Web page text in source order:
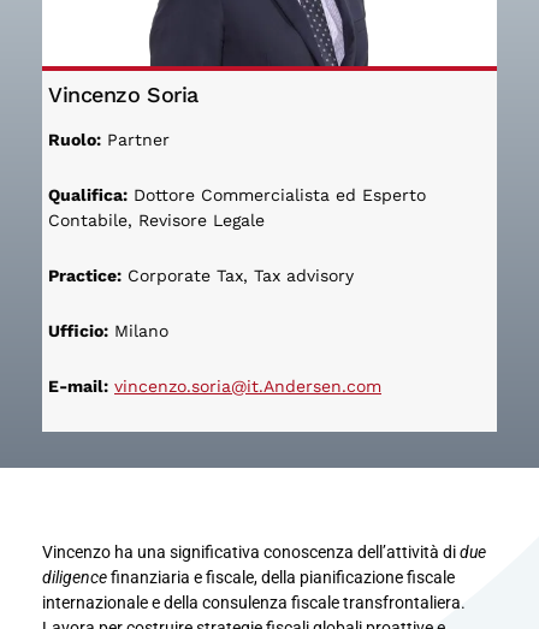
Vincenzo Soria
Ruolo: Partner
Qualifica: Dottore Commercialista ed Esperto
Contabile, Revisore Legale
Practice: Corporate Tax, Tax advisory
Ufficio: Milano
E-mail: vincenzo.soria@it.Andersen.com
Vincenzo ha una significativa conoscenza dell’attività didue
diligencefinanziaria e fiscale, della pianificazione fiscale
internazionale e della consulenza fiscale transfrontaliera.